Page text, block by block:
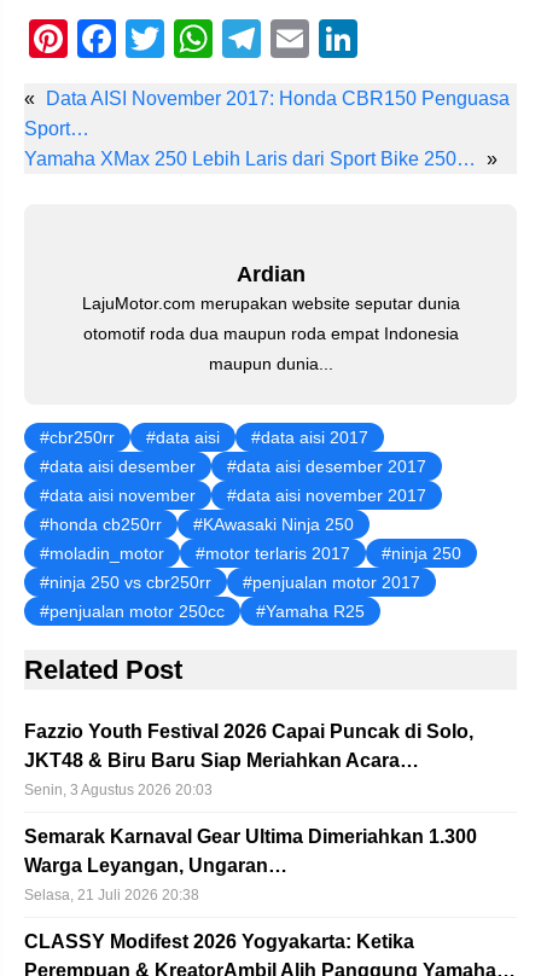
Pi
er
e
F
c
e
k
T
tt
er
W
at
s
T
e
gr
E
ail k
e
«
Data AISI November 2017: Honda CBR150 Penguasa
Sport…
Yamaha XMax 250 Lebih Laris dari Sport Bike 250…
»
Ardian
LajuMotor.com merupakan website seputar dunia
otomotif roda dua maupun roda empat Indonesia
maupun dunia...
cbr250rr data aisi
data aisi 2017
data aisi desember
data aisi desember 2017
data aisi november
data aisi november 2017
honda cb250rr
KAwasaki Ninja 250
moladin_motor
motor terlaris 2017
ninja 250
ninja 250 vs cbr250rr
penjualan motor 2017
penjualan motor 250cc
Yamaha R25
Related Post
Fazzio Youth Festival 2026 Capai Puncak di Solo,
JKT48 & Biru Baru Siap Meriahkan Acara…
Senin, 3 Agustus 2026 20:03
Semarak Karnaval Gear Ultima Dimeriahkan 1.300
Warga Leyangan, Ungaran…
Selasa, 21 Juli 2026 20:38
CLASSY Modifest 2026 Yogyakarta: Ketika
Perempuan & KreatorAmbil Alih Panggung Yamaha…